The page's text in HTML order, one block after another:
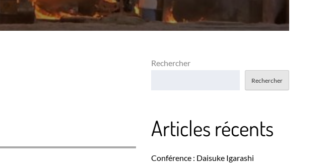
Rechercher
Rechercher
Articles récents
Conférence : Daisuke Igarashi